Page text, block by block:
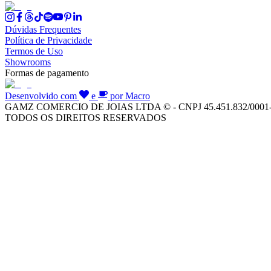
Dúvidas Frequentes
Política de Privacidade
Termos de Uso
Showrooms
Formas de pagamento
Desenvolvido com e
por Macro
GAMZ COMERCIO DE JOIAS LTDA © - CNPJ 45.451.832/
TODOS OS DIREITOS RESERVADOS